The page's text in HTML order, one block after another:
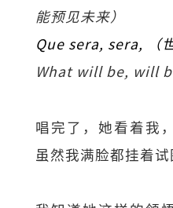
能预见未来）
Que sera, sera, （
What will be, will
唱完了，她看着我
虽然我满脸都挂着试